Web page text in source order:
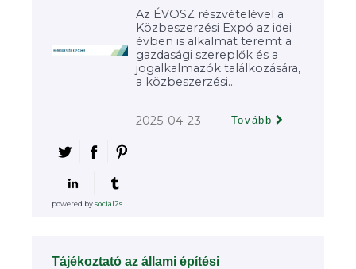
Az ÉVOSZ részvételével a
Közbeszerzési Expó az idei
évben is alkalmat teremt a
gazdasági szereplők és a
jogalkalmazók találkozására,
a közbeszerzési...
2025-04-23 Tovább
powered bysocial2s
Tájékoztató az állami építési